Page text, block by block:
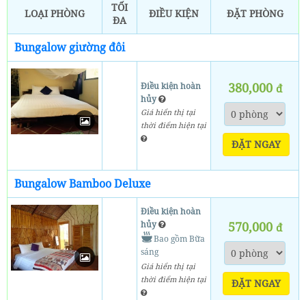
LOẠI PHÒNG
TỐI
ĐA
ĐIỀU KIỆN ĐẶT PHÒNG
Bungalow giường đôi
Điều kiện hoàn
hủy
Giá hiển thị tại
thời điểm hiện tại
380,000 đ
ĐẶT NGAY
Bungalow Bamboo Deluxe
Điều kiện hoàn
hủy
Bao gồm Bữa
sáng
Giá hiển thị tại
thời điểm hiện tại
570,000 đ
ĐẶT NGAY